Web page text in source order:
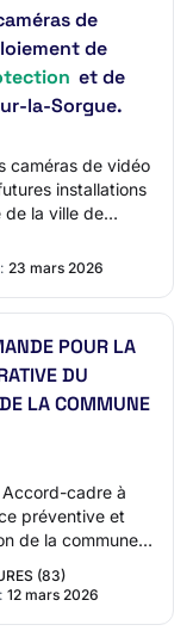
de
de
et de
la-Sorgue.
caméras de vidéo
installations
la ville de
23 mars 2026
POUR LA
DU
DE LA COMMUNE
cadre à
préventive et
de la commune
des-…
(83)
12 mars 2026